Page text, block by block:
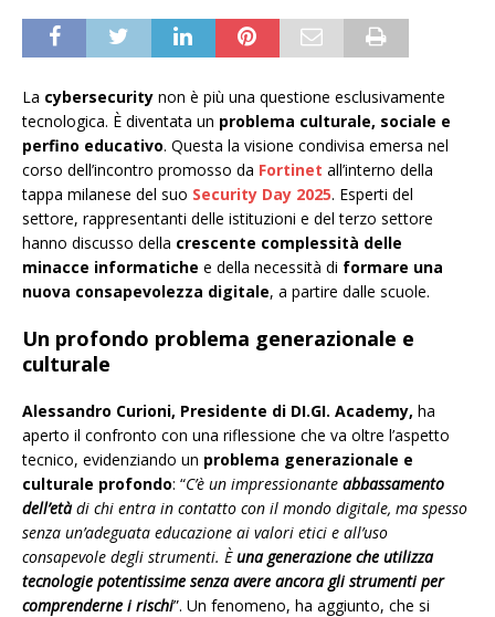
La cybersecurity non è più una questione esclusivamente
tecnologica. È diventata un problema culturale, sociale e
perfino educativo. Questa la visione condivisa emersa nel
corso dell’incontro promosso da Fortinet all’interno della
tappa milanese del suo Security Day 2025. Esperti del
settore, rappresentanti delle istituzioni e del terzo settore
hanno discusso della crescente complessità delle
minacce informatiche e della necessità di formare una
nuova consapevolezza digitale, a partire dalle scuole.
Un profondo problema generazionale e
culturale
Alessandro Curioni, Presidente di DI.GI. Academy, ha
aperto il confronto con una riflessione che va oltre l’aspetto
tecnico, evidenziando un problema generazionale e
culturale profondo: “C’è un impressionante abbassamento
dell’etàdi chi entra in contatto con il mondo digitale, ma spesso
senza un’adeguata educazione ai valori etici e all’uso
consapevole degli strumenti. Èuna generazione che utilizza
tecnologie potentissime senza avere ancora gli strumenti per
comprenderne i rischi”. Un fenomeno, ha aggiunto, che si